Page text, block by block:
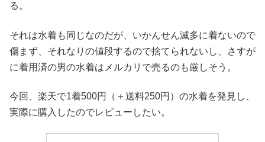
る。
それは水着も同じなのだが、いかんせん滅多に着ないので
傷まず、それなりの値段するので捨てられないし、さすが
に着用済の男の水着はメルカリで売るのも厳しそう。
今回、楽天で1着500円（＋送料250円）の水着を発見し、
実際に購入したのでレビューしたい。